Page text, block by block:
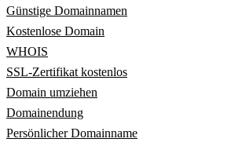
Günstige Domainnamen
Kostenlose Domain
WHOIS
SSL-Zertifikat kostenlos
Domain umziehen
Domainendung
Persönlicher Domainname